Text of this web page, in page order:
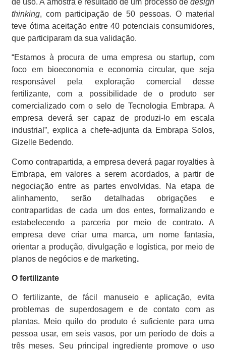
thinking, com participação de 50 pessoas. O material
teve ótima aceitação entre 40 potenciais consumidores,
que participaram da sua validação.
“Estamos à procura de uma empresa ou startup, com
foco em bioeconomia e economia circular, que seja
responsável pela exploração comercial desse
fertilizante, com a possibilidade de o produto ser
comercializado com o selo de Tecnologia Embrapa. A
empresa deverá ser capaz de produzi-lo em escala
industrial”, explica a chefe-adjunta da Embrapa Solos,
Gizelle Bedendo.
Como contrapartida, a empresa deverá pagar royalties à
Embrapa, em valores a serem acordados, a partir de
negociação entre as partes envolvidas. Na etapa de
alinhamento, serão detalhadas obrigações e
contrapartidas de cada um dos entes, formalizando e
estabelecendo a parceria por meio de contrato. A
empresa deve criar uma marca, um nome fantasia,
orientar a produção, divulgação e logística, por meio de
planos de negócios e de marketing.
O fertilizante
O fertilizante, de fácil manuseio e aplicação, evita
problemas de superdosagem e de contato com as
plantas. Meio quilo do produto é suficiente para uma
pessoa usar, em seis vasos, por um período de dois a
três meses. Seu principal ingrediente promove o uso